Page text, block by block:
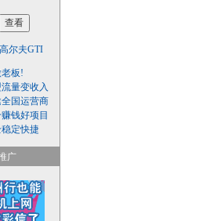
高尔夫GTI
板!
量变收入
国运营商
钱好项目
定快捷
广